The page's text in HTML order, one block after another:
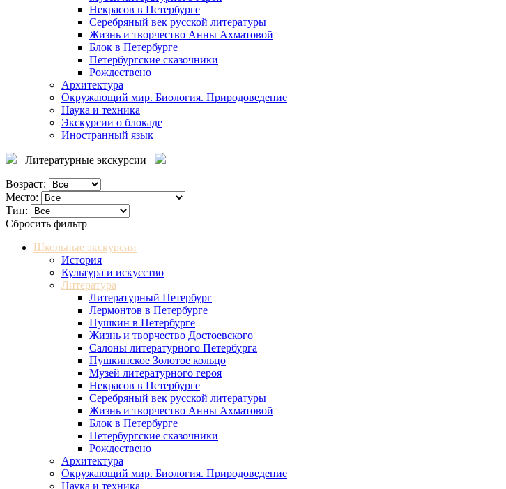
Некрасов в Петербурге
Серебряный век русской литературы
Жизнь и творчество Анны Ахматовой
Блок в Петербурге
Петербургские сказочники
Рождествено
Архитектура
Окружающий мир. Биология. Природоведение
Наука и техника
Экскурсии о блокаде
Иностранный язык
Литературные экскурсии
Возраст:
Место:
Тип:
Сбросить фильтр
Школьные экскурсии
История
Культура и искусство
Литература
Литературный Петербург
Лермонтов в Петербурге
Пушкин в Петербурге
Жизнь и творчество Достоевского
Салоны литературного Петербурга
Пушкинское Золотое кольцо
Музей литературного героя
Некрасов в Петербурге
Серебряный век русской литературы
Жизнь и творчество Анны Ахматовой
Блок в Петербурге
Петербургские сказочники
Рождествено
Архитектура
Окружающий мир. Биология. Природоведение
Наука и техника